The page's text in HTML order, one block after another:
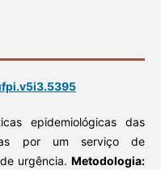
epidemiológicas das
por um serviço de
urgência.Metodologia: